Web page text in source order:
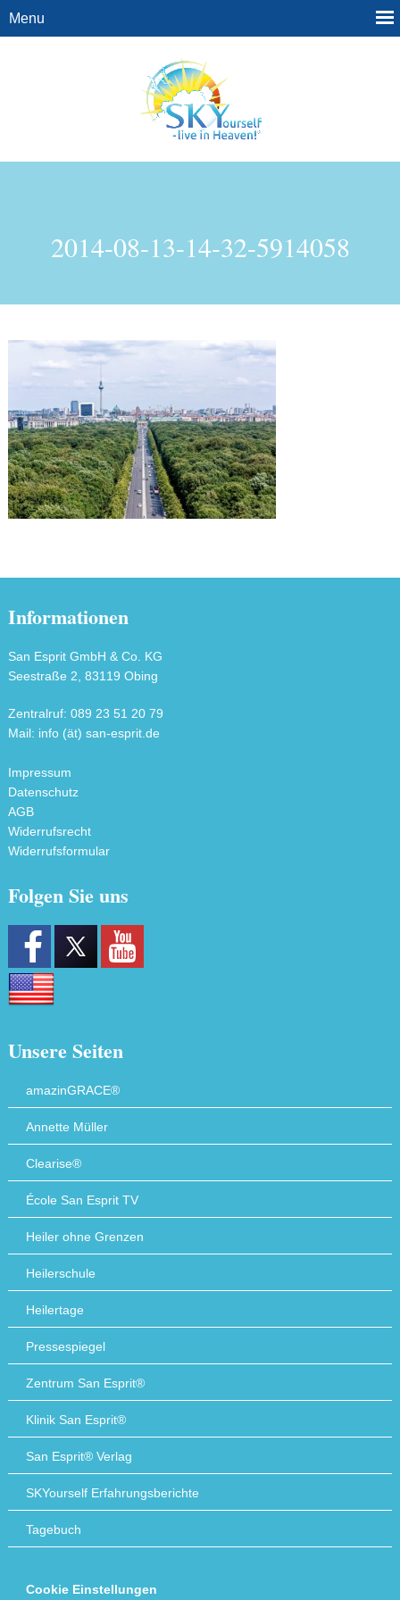
2014-08-13-14-32-5914058
Informationen
San Esprit GmbH & Co. KG
Seestraße 2, 83119 Obing
Zentralruf: 089 23 51 20 79
Mail: info (ät) san-esprit.de
Impressum
Datenschutz
AGB
Widerrufsrecht
Widerrufsformular
Folgen Sie uns
Unsere Seiten
amazinGRACE®
Annette Müller
Clearise®
École San Esprit TV
Heiler ohne Grenzen
Heilerschule
Heilertage
Pressespiegel
Zentrum San Esprit®
Klinik San Esprit®
San Esprit® Verlag
SKYourself Erfahrungsberichte
Tagebuch
Cookie Einstellungen